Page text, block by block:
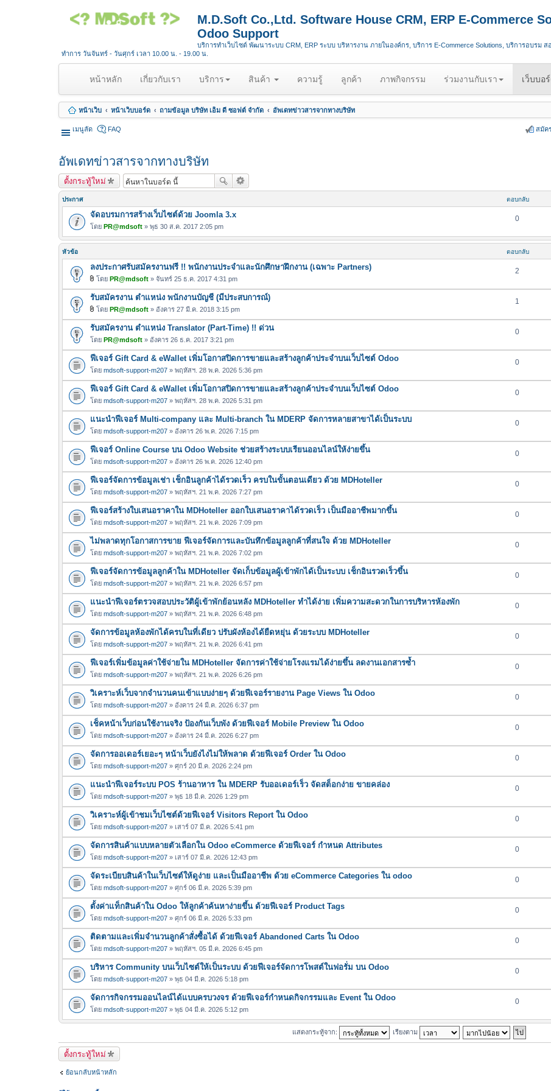
M.D.Soft Co.,Ltd. Software House CRM, ERP E-Commerce
Odoo Support
บริการทำเว็บไซต์ พัฒนาระบบ CRM, ERP ระบบ บริหารงาน ภายในองค์กร, บริการ E-Commerce Solutions, บริการอบรม ส
ทำการ วันจันทร์ - วันศุกร์ เวลา 10.00 น. - 19.00 น.
หน้าหลัก(
u
r
t
)
เกี่ยวกับเรา บริการ สินค้า ความรู้ ลูกค้า ภาพกิจกรรม ร่วมงานกับเรา เว็บบอ
หน้าเว็บ หน้าเว็บบอร์ด ถามข้อมูล บริษัท เอ็ม ดี ซอฟต์ จำกัด อัพเดทข่าวสารจากทางบริษัท
เมนูลัด FAQ สมัค
อัพเดทข่าวสารจากทางบริษัท
ตั้งกระทู้ใหม่
ประกาศ ตอบกลับ
จัดอบรมการสร้างเว็บไซต์ด้วย Joomla 3.x
โดย PR@mdsoft » พุธ 30 ส.ค. 2017 2:05 pm
0
หัวข้อ ตอบกลับ
ลงประกาศรับสมัครงานฟรี !! พนักงานประจำและนักศึกษาฝึกงาน (เฉพาะ Partners)
ฟ
ล์
แ
น
บ
โดย PR@mdsoft » จันทร์ 25 ธ.ค. 2017 4:31 pm
2
รับสมัครงาน ตำแหน่ง พนักงานบัญชี (มีประสบการณ์)
ฟ
ล์
แ
น
บ
โดย PR@mdsoft » อังคาร 27 มี.ค. 2018 3:15 pm
1
รับสมัครงาน ตำแหน่ง Translator (Part-Time) !! ด่วน
โดย PR@mdsoft » อังคาร 26 ธ.ค. 2017 3:21 pm
0
ฟีเจอร์ Gift Card & eWallet เพิ่มโอกาสปิดการขายและสร้างลูกค้าประจำบนเว็บไซต์ Odoo
โดย mdsoft-support-m207 » พฤหัสฯ. 28 พ.ค. 2026 5:36 pm
0
ฟีเจอร์ Gift Card & eWallet เพิ่มโอกาสปิดการขายและสร้างลูกค้าประจำบนเว็บไซต์ Odoo
โดย mdsoft-support-m207 » พฤหัสฯ. 28 พ.ค. 2026 5:31 pm
0
แนะนำฟีเจอร์ Multi-company และ Multi-branch ใน MDERP จัดการหลายสาขาได้เป็นระบบ
โดย mdsoft-support-m207 » อังคาร 26 พ.ค. 2026 7:15 pm
0
ฟีเจอร์ Online Course บน Odoo Website ช่วยสร้างระบบเรียนออนไลน์ให้ง่ายขึ้น
โดย mdsoft-support-m207 » อังคาร 26 พ.ค. 2026 12:40 pm
0
ฟีเจอร์จัดการข้อมูลเช่า เช็กอินลูกค้าได้รวดเร็ว ครบในขั้นตอนเดียว ด้วย MDHoteller
โดย mdsoft-support-m207 » พฤหัสฯ. 21 พ.ค. 2026 7:27 pm
0
ฟีเจอร์สร้างใบเสนอราคาใน MDHoteller ออกใบเสนอราคาได้รวดเร็ว เป็นมืออาชีพมากขึ้น
โดย mdsoft-support-m207 » พฤหัสฯ. 21 พ.ค. 2026 7:09 pm
0
ไม่พลาดทุกโอกาสการขาย ฟีเจอร์จัดการและบันทึกข้อมูลลูกค้าที่สนใจ ด้วย MDHoteller
โดย mdsoft-support-m207 » พฤหัสฯ. 21 พ.ค. 2026 7:02 pm
0
ฟีเจอร์จัดการข้อมูลลูกค้าใน MDHoteller จัดเก็บข้อมูลผู้เข้าพักได้เป็นระบบ เช็กอินรวดเร็วขึ้น
โดย mdsoft-support-m207 » พฤหัสฯ. 21 พ.ค. 2026 6:57 pm
0
แนะนำฟีเจอร์ตรวจสอบประวัติผู้เข้าพักย้อนหลัง MDHoteller ทำได้ง่าย เพิ่มความสะดวกในการบริหารห้องพัก
โดย mdsoft-support-m207 » พฤหัสฯ. 21 พ.ค. 2026 6:48 pm
0
จัดการข้อมูลห้องพักได้ครบในที่เดียว ปรับผังห้องได้ยืดหยุ่น ด้วยระบบ MDHoteller
โดย mdsoft-support-m207 » พฤหัสฯ. 21 พ.ค. 2026 6:41 pm
0
ฟีเจอร์เพิ่มข้อมูลค่าใช้จ่ายใน MDHoteller จัดการค่าใช้จ่ายโรงแรมได้ง่ายขึ้น ลดงานเอกสารซ้ำ
โดย mdsoft-support-m207 » พฤหัสฯ. 21 พ.ค. 2026 6:26 pm
0
วิเคราะห์เว็บจากจำนวนคนเข้าแบบง่ายๆ ด้วยฟีเจอร์รายงาน Page Views ใน Odoo
โดย mdsoft-support-m207 » อังคาร 24 มี.ค. 2026 6:37 pm
0
เช็คหน้าเว็บก่อนใช้งานจริง ป้องกันเว็บพัง ด้วยฟีเจอร์ Mobile Preview ใน Odoo
โดย mdsoft-support-m207 » อังคาร 24 มี.ค. 2026 6:27 pm
0
จัดการออเดอร์เยอะๆ หน้าเว็บยังไงไม่ให้พลาด ด้วยฟีเจอร์ Order ใน Odoo
โดย mdsoft-support-m207 » ศุกร์ 20 มี.ค. 2026 2:24 pm
0
แนะนำฟีเจอร์ระบบ POS ร้านอาหาร ใน MDERP รับออเดอร์เร็ว จัดสต็อกง่าย ขายคล่อง
โดย mdsoft-support-m207 » พุธ 18 มี.ค. 2026 1:29 pm
0
วิเคราะห์ผู้เข้าชมเว็บไซต์ด้วยฟีเจอร์ Visitors Report ใน Odoo
โดย mdsoft-support-m207 » เสาร์ 07 มี.ค. 2026 5:41 pm
0
จัดการสินค้าแบบหลายตัวเลือกใน Odoo eCommerce ด้วยฟีเจอร์ กำหนด Attributes
โดย mdsoft-support-m207 » เสาร์ 07 มี.ค. 2026 12:43 pm
0
จัดระเบียบสินค้าในเว็บไซต์ให้ดูง่าย และเป็นมืออาชีพ ด้วย eCommerce Categories ใน odoo
โดย mdsoft-support-m207 » ศุกร์ 06 มี.ค. 2026 5:39 pm
0
ตั้งค่าแท็กสินค้าใน Odoo ให้ลูกค้าค้นหาง่ายขึ้น ด้วยฟีเจอร์ Product Tags
โดย mdsoft-support-m207 » ศุกร์ 06 มี.ค. 2026 5:33 pm
0
ติดตามและเพิ่มจำนวนลูกค้าสั่งซื้อได้ ด้วยฟีเจอร์ Abandoned Carts ใน Odoo
โดย mdsoft-support-m207 » พฤหัสฯ. 05 มี.ค. 2026 6:45 pm
0
บริหาร Community บนเว็บไซต์ให้เป็นระบบ ด้วยฟีเจอร์จัดการโพสต์ในฟอรั่ม บน Odoo
โดย mdsoft-support-m207 » พุธ 04 มี.ค. 2026 5:18 pm
0
จัดการกิจกรรมออนไลน์ได้แบบครบวงจร ด้วยฟีเจอร์กำหนดกิจกรรมและ Event ใน Odoo
โดย mdsoft-support-m207 » พุธ 04 มี.ค. 2026 5:12 pm
0
แสดงกระทู้จาก: เรียงตาม
ตั้งกระทู้ใหม่
ย้อนกลับหน้าหลัก